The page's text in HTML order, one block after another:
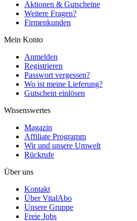
Aktionen & Gutscheine
Weitere Fragen?
Firmenkunden
Mein Konto
Anmelden
Registrieren
Passwort vergessen?
Wo ist meine Lieferung?
Gutschein einlösen
Wissenswertes
Magazin
Affiliate Programm
Wir und unsere Umwelt
Rückrufe
Über uns
Kontakt
Über VitalAbo
Unsere Gruppe
Freie Jobs